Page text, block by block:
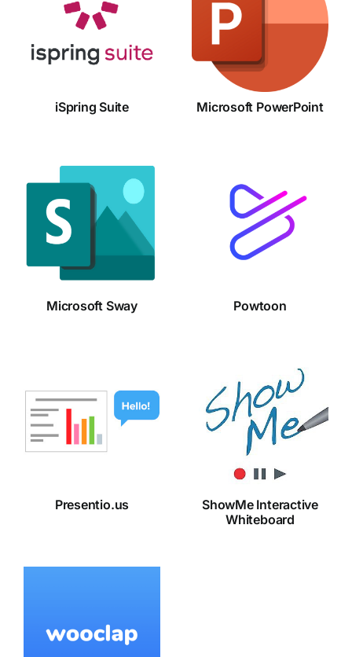
iSpring
Suite
iSpring Suite
Microsoft
PowerPoint
Microsoft PowerPoint
Microsoft
Sway
Microsoft Sway
Powtoon
Powtoon
Presentio.us
Presentio.us
ShowMe
Interactive
Whiteboard
ShowMe Interactive
Whiteboard
Wooclap